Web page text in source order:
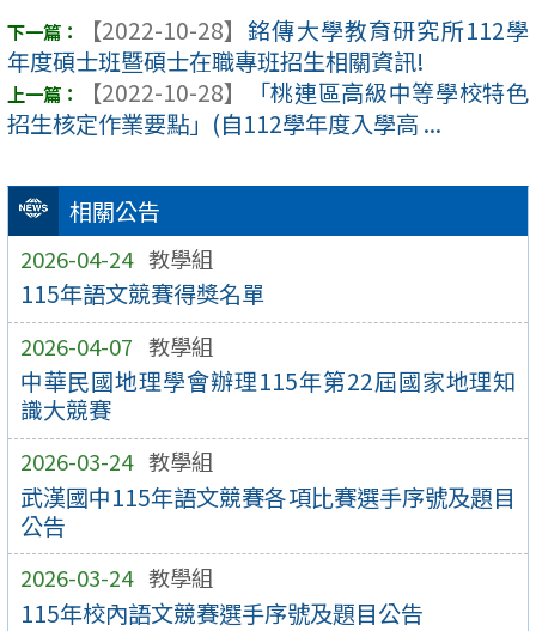
相關公告
2026-04-24 教學組
115年語文競賽得獎名單
2026-04-07 教學組
中華民國地理學會辦理115年第22屆國家地理知
識大競賽
2026-03-24 教學組
武漢國中115年語文競賽各項比賽選手序號及題目
公告
2026-03-24 教學組
115年校內語文競賽選手序號及題目公告
【2022-10-28】 銘傳大學教育研究所112學
年度碩士班暨碩士在職專班招生相關資訊!
【2022-10-28】
「桃連區高級中等學校特色
招生核定作業要點」(自112學年度入學高 ...